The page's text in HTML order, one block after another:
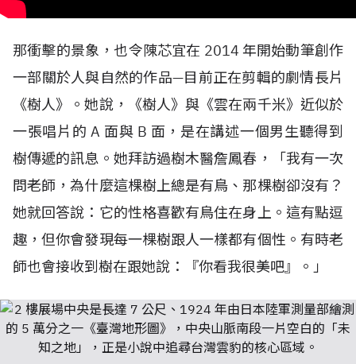
那衝擊的景象，也令陳芯宜在 2014 年開始動筆創作
一部關於人與自然的作品—目前正在剪輯的劇情長片
《樹人》。她說，《樹人》與《雲在兩千米》近似於
一張唱片的A 面與 B 面，是在講述一個男生聽得到
樹傳遞的訊息。她拜訪過樹木醫詹鳳春，「我有一次
問老師，為什麼這棵樹上總是有鳥、那棵樹卻沒有？
她就回答說：它的性格喜歡有鳥住在身上。這有點逗
趣，但你會發現每一棵樹跟人一樣都有個性。有時老
師也會接收到樹在跟她說：『你看我很美吧』。」